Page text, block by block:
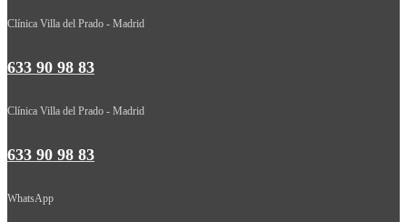
Clínica Villa del Prado - Madrid
633 90 98 83
Clínica Villa del Prado - Madrid
633 90 98 83
WhatsApp